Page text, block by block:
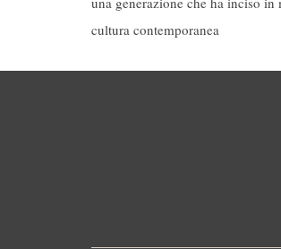
cultura contemporanea